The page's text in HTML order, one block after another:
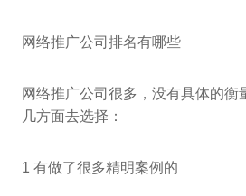
网络推广公司排名有哪些
网络推广公司很多，没有具体的衡
几方面去选择：
1 有做了很多精明案例的